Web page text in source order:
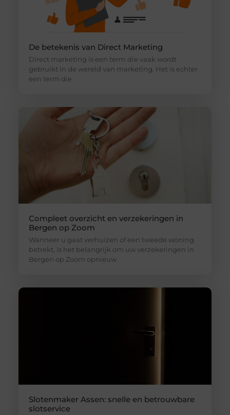
De betekenis van Direct Marketing
Direct marketing is een term die vaak wordt
gebruikt in de wereld van marketing. Het is echter
een term die
Compleet overzicht en verzekeringen in
Bergen op Zoom
Wanneer u gaat verhuizen of een tweede woning
betrekt, is het belangrijk om uw verzekeringen in
Bergen op Zoom opnieuw
Slotenmaker Assen: snelle en betrouwbare
slotservice